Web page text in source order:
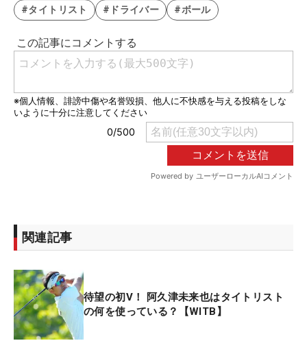
#タイトリスト #ドライバー #ボール
関連記事
待望の初V！ 阿久津未来也はタイトリスト
の何を使っている？【WITB】